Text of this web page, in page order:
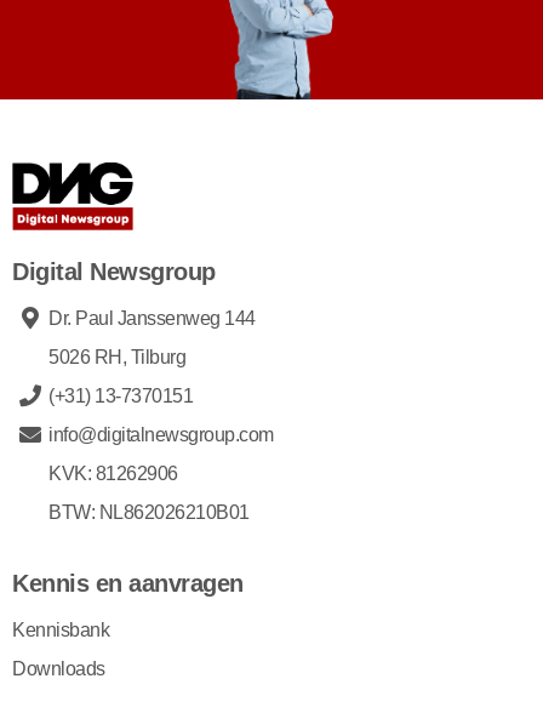
Digital Newsgroup
Dr. Paul Janssenweg 144
5026 RH, Tilburg
(+31) 13-7370151
info@digitalnewsgroup.com
KVK: 81262906
BTW: NL862026210B01
Kennis en aanvragen
Kennisbank
Downloads